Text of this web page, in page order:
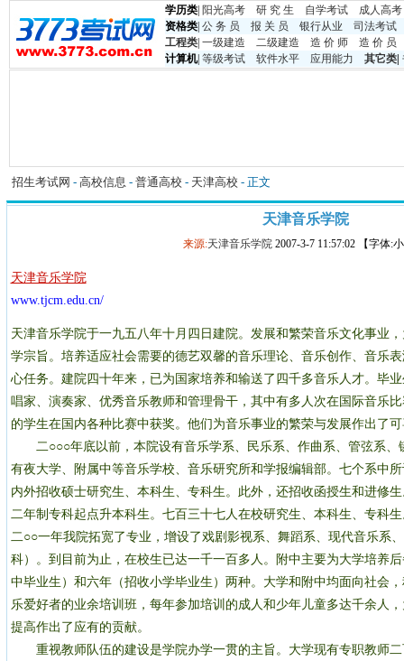
学历类 阳光高考 研 究 生 自学考试
成人高考
资格类 公 务 员 报 关 员 银行从业
司法考试
工程类 一级建造 二级建造 造 价 师
造 价 员
计算机| 等级考试 软件水平 应用能力 其它类
招生考试网 - 高校信息 - 普通高校 - 天津高校 - 正文
天津音乐学院
来源:天津音乐学院 2007-3-7 11:57:02 【字体:
天津音乐学院
www.tjcm.edu.cn/
天津音乐学院于一九五八年十月四日建院。发展和繁荣音乐文化事业
学宗旨。培养适应社会需要的德艺双馨的音乐理论、音乐创作、音乐
心任务。建院四十年来，已为国家培养和输送了四千多音乐人才。毕
唱家、演奏家、优秀音乐教师和管理骨干，其中有多人次在国际音乐
的学生在国内各种比赛中获奖。他们为音乐事业的繁荣与发展作出了
二○○○年底以前，本院设有音乐学系、民乐系、作曲系、管弦系、
有夜大学、附属中等音乐学校、音乐研究所和学报编辑部。七个系中
内外招收硕士研究生、本科生、专科生。此外，还招收函授生和进修
二年制专科起点升本科生。七百三十七人在校研究生、本科生、专科
二○○一年我院拓宽了专业，增设了戏剧影视系、舞蹈系、现代音乐系
科）。到目前为止，在校生已达一千一百多人。附中主要为大学培养
中毕业生）和六年（招收小学毕业生）两种。大学和附中均面向社会
乐爱好者的业余培训班，每年参加培训的成人和少年儿童多达千余人
提高作出了应有的贡献。
重视教师队伍的建设是学院办学一贯的主旨。大学现有专职教师二